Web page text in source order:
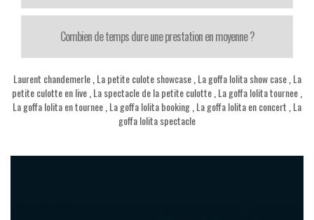
Combien de temps dure une prestation en moyenne ?
Laurent chandemerle, La petite culote showcase, La goffa lolita show case, La
petite culotte en live La spectacle de la petite culotte La goffa lolita tournee
La goffa lolita en tournee La goffa lolita booking La goffa lolita en concert La
goffa lolita spectacle